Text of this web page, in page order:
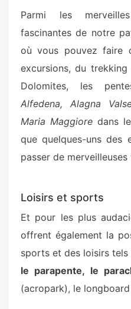
Parmi les
fascinantes de notre
où vous pouvez faire
excursions, du
Dolomites, les
Alfedena, Alagna
Maria Maggiore dans
que quelques-uns des
passer de
Loisirs et sports
Et pour les plus
offrent également la
sports et des loisirs tels
le parapente, le
(acropark), le longboard